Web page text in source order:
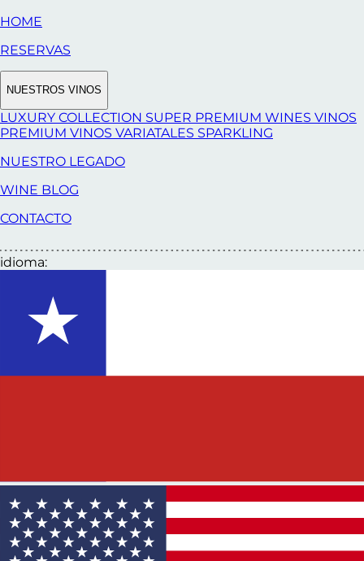
HOME
RESERVAS
NUESTROS VINOS
LUXURY COLLECTION SUPER PREMIUM WINES VINOS
PREMIUM VINOS VARIATALES SPARKLING
NUESTRO LEGADO
WINE BLOG
CONTACTO
idioma: